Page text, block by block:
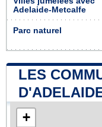
Adelaide-Metcalfe
Parc naturel
LES
+